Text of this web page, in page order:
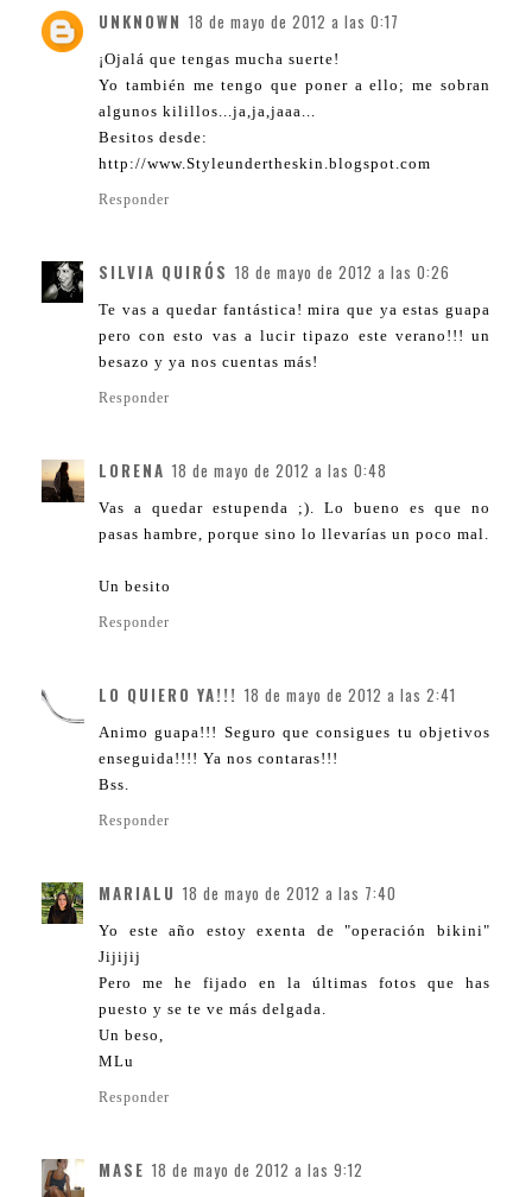
UNKNOWN 18 de mayo de 2012 a las 0:17
¡Ojalá que tengas mucha suerte!
Yo también me tengo que poner a ello; me sobran
algunos kilillos...ja,ja,jaaa...
Besitos desde:
http://www.Styleundertheskin.blogspot.com
Responder
SILVIA QUIRÓS 18 de mayo de 2012 a las 0:26
Te vas a quedar fantástica! mira que ya estas guapa
pero con esto vas a lucir tipazo este verano!!! un
besazo y ya nos cuentas más!
Responder
LORENA 18 de mayo de 2012 a las 0:48
Vas a quedar estupenda ;). Lo bueno es que no
pasas hambre, porque sino lo llevarías un poco mal.
Un besito
Responder
LO QUIERO YA!!! 18 de mayo de 2012 a las 2:41
Animo guapa!!! Seguro que consigues tu objetivos
enseguida!!!! Ya nos contaras!!!
Bss.
Responder
MARIALU 18 de mayo de 2012 a las 7:40
Yo este año estoy exenta de "operación bikini"
Jijijij
Pero me he fijado en la últimas fotos que has
puesto y se te ve más delgada.
Un beso,
MLu
Responder
MASE 18 de mayo de 2012 a las 9:12